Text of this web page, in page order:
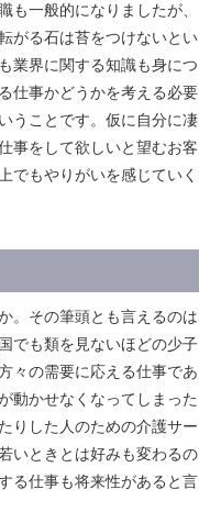
一般的になりましたが、
がる石は苔をつけないとい
業界に関する知識も身につ
仕事かどうかを考える必要
うことです。仮に自分に凄
事をして欲しいと望むお客
でもやりがいを感じていく
。その筆頭とも言えるのは
でも類を見ないほどの少子
々の需要に応える仕事であ
動かせなくなってしまった
りした人のための介護サー
いときとは好みも変わるの
る仕事も将来性があると言